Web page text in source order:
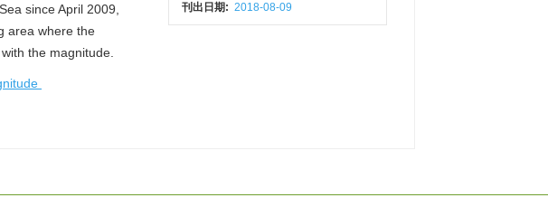
since April 2009,
area where the
the magnitude.
刊出日期: 2018-08-09